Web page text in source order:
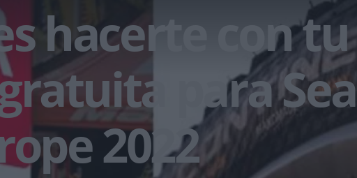
hacerte con tu
para Sea
2022